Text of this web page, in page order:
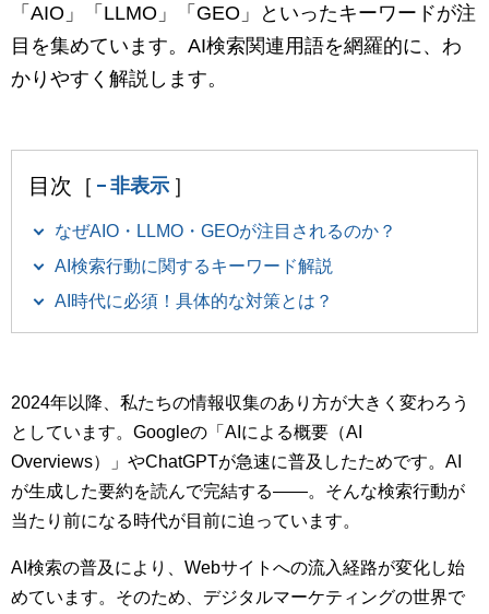
沿革
「AIO」「LLMO」「GEO」といったキーワードが注
目を集めています。AI検索関連用語を網羅的に、わ
かりやすく解説します。
目次［ 非表示 ］
なぜAIO・LLMO・GEOが注目されるのか？
AI検索行動に関するキーワード解説
AI時代に必須！具体的な対策とは？
2024年以降、私たちの情報収集のあり方が大きく変わろう
としています。Googleの「AIによる概要（AI
Overviews）」やChatGPTが急速に普及したためです。AI
が生成した要約を読んで完結する――。そんな検索行動が
当たり前になる時代が目前に迫っています。
AI検索の普及により、Webサイトへの流入経路が変化し始
めています。そのため、デジタルマーケティングの世界で